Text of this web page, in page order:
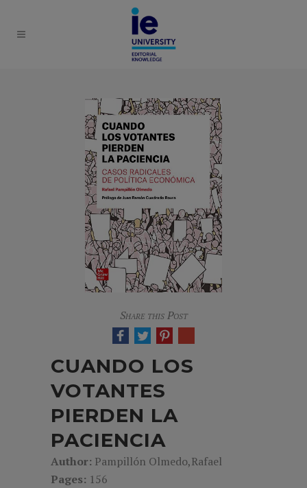
Share this Post
CUANDO LOS
VOTANTES
PIERDEN LA
PACIENCIA
Author: Pampillón Olmedo,Rafael
Pages: 156